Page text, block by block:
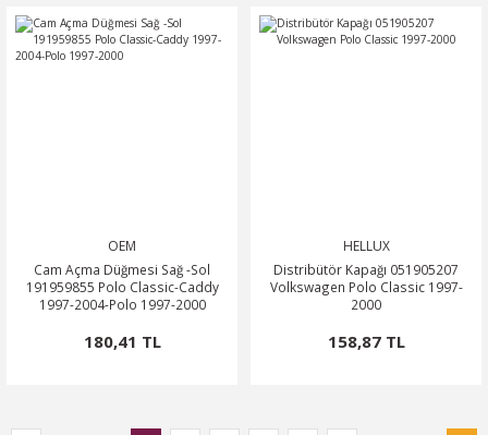
OEM
Cam Açma Düğmesi Sağ -Sol
191959855 Polo Classic-Caddy
1997-2004-Polo 1997-2000
180,41 TL
HELLUX
Distribütör Kapağı 051905207
Volkswagen Polo Classic 1997-
2000
158,87 TL